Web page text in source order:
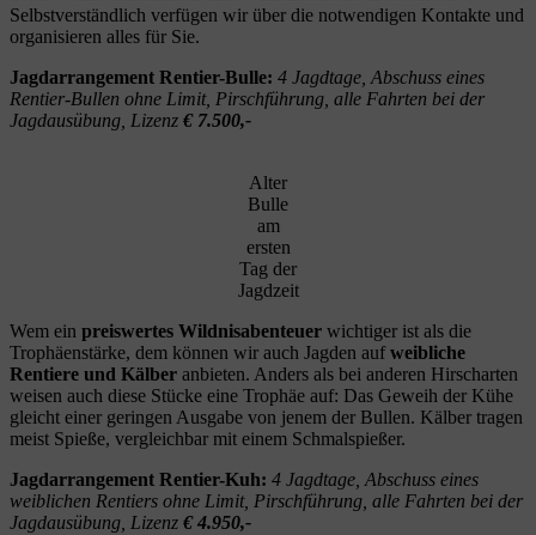
Selbstverständlich verfügen wir über die notwendigen Kontakte und
organisieren alles für Sie.
Jagdarrangement Rentier-Bulle: 4 Jagdtage, Abschuss eines
Rentier-Bullen ohne Limit, Pirschführung, alle Fahrten bei der
Jagdausübung, Lizenz € 7.500,-
Alter
Bulle
am
ersten
Tag der
Jagdzeit
Wem ein preiswertes Wildnisabenteuer wichtiger ist als die
Trophäenstärke, dem können wir auch Jagden aufweibliche
Rentiere und Kälber anbieten. Anders als bei anderen Hirscharten
weisen auch diese Stücke eine Trophäe auf: Das Geweih der Kühe
gleicht einer geringen Ausgabe von jenem der Bullen. Kälber tragen
meist Spieße, vergleichbar mit einem Schmalspießer.
Jagdarrangement Rentier-Kuh: 4 Jagdtage, Abschuss eines
weiblichen Rentiers ohne Limit, Pirschführung, alle Fahrten bei der
Jagdausübung, Lizenz € 4.950,-